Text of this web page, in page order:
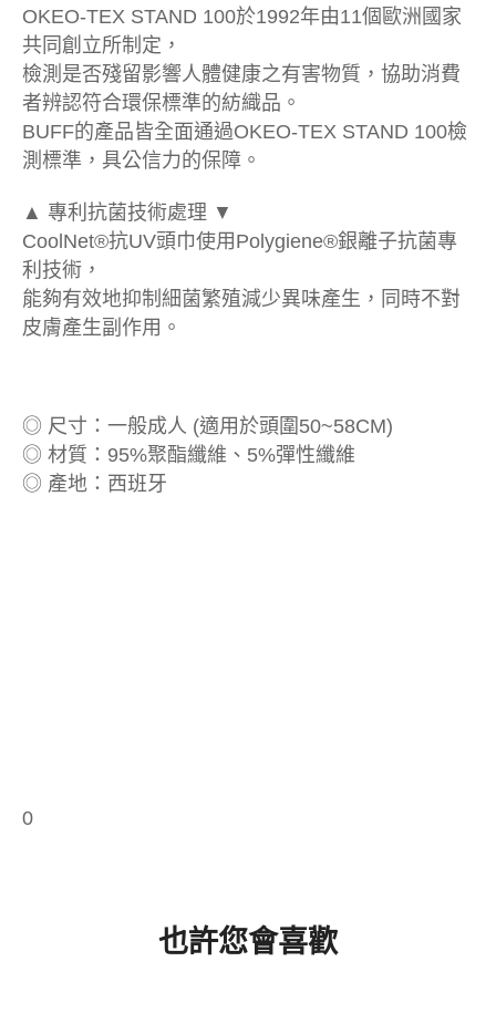
OKEO-TEX STAND 100於1992年由11個歐洲國家
共同創立所制定，
檢測是否殘留影響人體健康之有害物質，協助消費
者辨認符合環保標準的紡織品。
BUFF的產品皆全面通過OKEO-TEX STAND 100檢
測標準，具公信力的保障。
▲ 專利抗菌技術處理 ▼
CoolNet®抗UV頭巾使用Polygiene®銀離子抗菌專
利技術，
能夠有效地抑制細菌繁殖減少異味產生，同時不對
皮膚產生副作用。
◎ 尺寸：一般成人 (適用於頭圍50~58CM)
◎ 材質：95%聚酯纖維、5%彈性纖維
◎ 產地：西班牙
0
也許您會喜歡